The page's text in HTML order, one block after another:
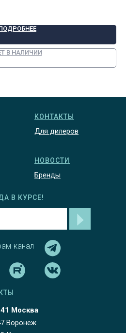
В НАЛИЧИИ
КОНТАКТЫ
Для дилеров
НОВОСТИ
Бренды
канал
В КУРСЕ!
Москва
Воронеж